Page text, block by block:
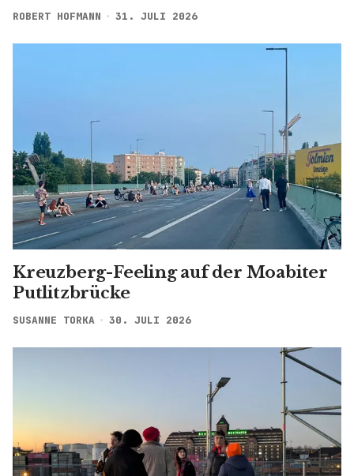
ROBERT HOFMANN 31. JULI 2026
Kreuzberg-Feeling auf der Moabiter
Putlitzbrücke
SUSANNE TORKA 30. JULI 2026